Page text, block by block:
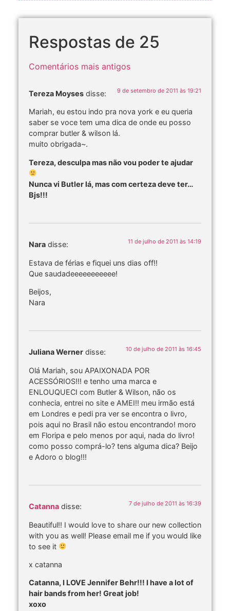
Respostas de 25
Comentários mais antigos
Tereza Moyses disse: 9 de setembro de 2011 às 19:21
Mariah, eu estou indo pra nova york e eu queria
saber se voce tem uma dica de onde eu posso
comprar butler & wilson lá.
muito obrigada~.
Tereza, desculpa mas não vou poder te ajudar
Nunca vi Butler lá, mas com certeza deve ter…
Bjs!!!
Nara disse: 11 de julho de 2011 às 14:19
Estava de férias e fiquei uns dias off!!
Que saudadeeeeeeeeeee!
Beijos,
Nara
Juliana Werner disse: 10 de julho de 2011 às 16:45
Olá Mariah, sou APAIXONADA POR
ACESSÓRIOS!!! e tenho uma marca e
ENLOUQUECI com Butler & Wilson, não os
conhecia, entrei no site e AMEI!! meu irmão está
em Londres e pedi pra ver se encontra o livro,
pois aqui no Brasil não estou encontrando! moro
em Floripa e pelo menos por aqui, nada do livro!
como posso comprá-lo? tens alguma dica? Beijo
e Adoro o blog!!!
Catanna disse: 7 de julho de 2011 às 16:39
Beautiful!! I would love to share our new collection
with you as well! Please email me if you would like
to see it
x catanna
Catanna, I LOVE Jennifer Behr!!! I have a lot of
hair bands from her! Great job!
xoxo